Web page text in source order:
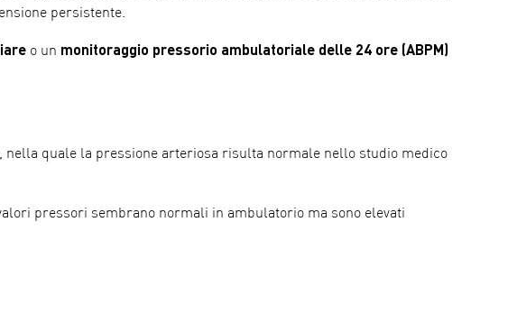
persistente.
o un monitoraggio pressorio ambulatoriale delle 24 ore (ABPM)
nella quale la pressione arteriosa risulta normale nello studio medico
pressori sembrano normali in ambulatorio ma sono elevati